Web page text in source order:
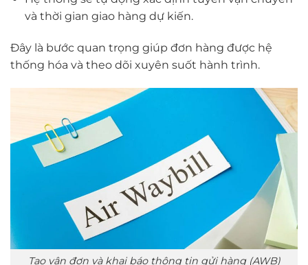
và thời gian giao hàng dự kiến.
Đây là bước quan trọng giúp đơn hàng được hệ
thống hóa và theo dõi xuyên suốt hành trình.
Tạo vận đơn và khai báo thông tin gửi hàng (AWB)